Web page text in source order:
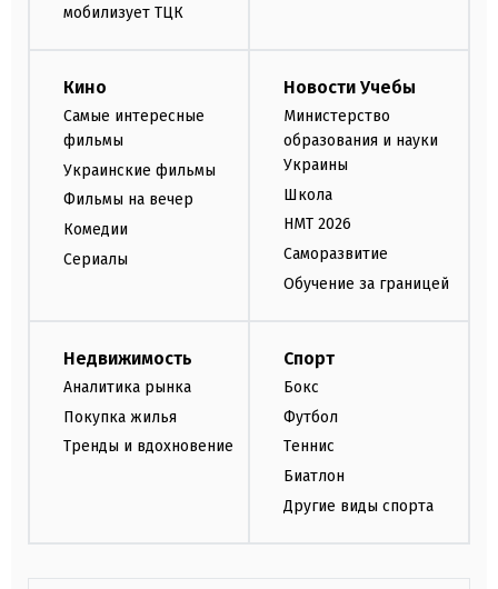
мобилизует ТЦК
Кино
Самые интересные
фильмы
Украинские фильмы
Фильмы на вечер
Комедии
Сериалы
Новости Учебы
Министерство
образования и науки
Украины
Школа
НМТ 2026
Саморазвитие
Обучение за границей
Недвижимость
Аналитика рынка
Покупка жилья
Тренды и вдохновение
Спорт
Бокс
Футбол
Теннис
Биатлон
Другие виды спорта